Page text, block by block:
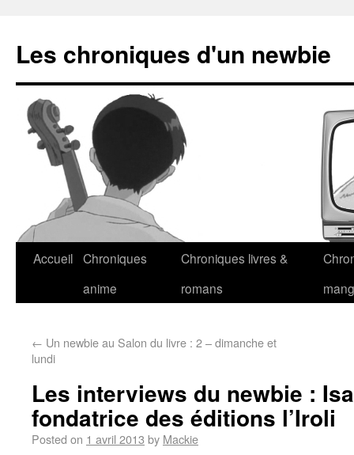
Les chroniques d'un newbie
Accueil Chroniques
anime
Chroniques livres &
romans
← Un newbie au Salon du livre : 2 – dimanche et
lundi
Les interviews du newbie :
fondatrice des éditions l’Iroli
Posted on 1 avril 2013 by Mackie